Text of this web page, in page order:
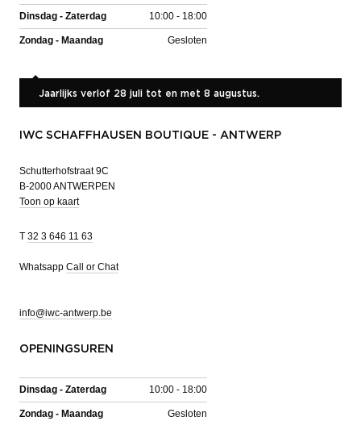
Dinsdag - Zaterdag 10:00 - 18:00
Zondag - Maandag Gesloten
Jaarlijks verlof 28 juli tot en met 8 augustus.
IWC SCHAFFHAUSEN BOUTIQUE - ANTWERP
Schutterhofstraat 9C
B-2000 ANTWERPEN
Toon op kaart
T 32 3 646 11 63
Whatsapp Call or Chat
info@iwc-antwerp.be
OPENINGSUREN
Dinsdag - Zaterdag 10:00 - 18:00
Zondag - Maandag Gesloten